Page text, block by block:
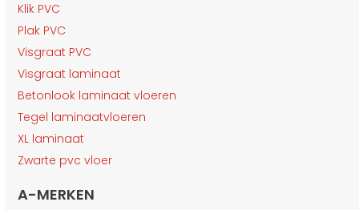
Klik PVC
Plak PVC
Visgraat PVC
Visgraat laminaat
Betonlook laminaat vloeren
Tegel laminaatvloeren
XL laminaat
Zwarte pvc vloer
A-MERKEN